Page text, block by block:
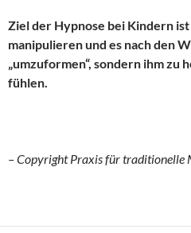
Ziel der Hypnose bei Kindern ist
manipulieren und es nach den
„umzuformen“, sondern ihm zu
fühlen.
– Copyright Praxis für traditionelle